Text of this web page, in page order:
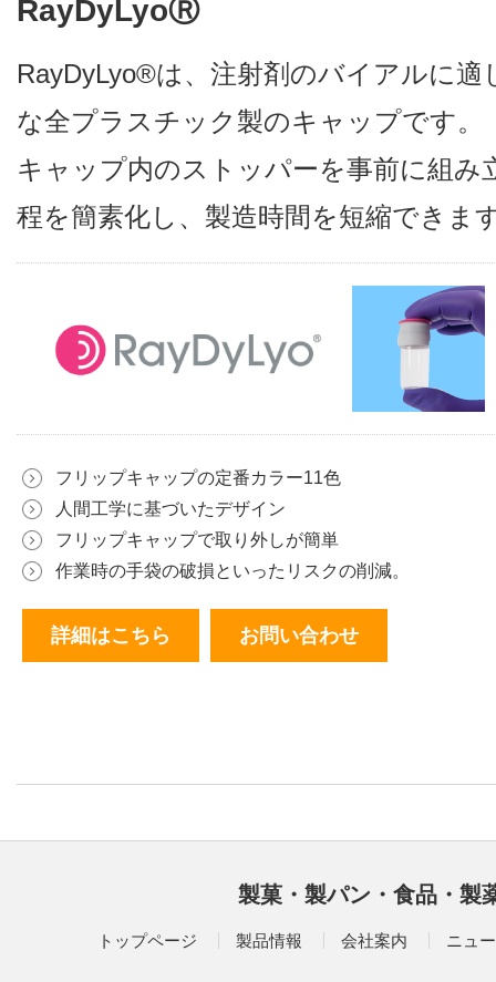
RayDyLyoⓇ
RayDyLyo®は、注射剤のバイアルに
な全プラスチック製のキャップです。
キャップ内のストッパーを事前に組み
程を簡素化し、製造時間を短縮できま
フリップキャップの定番カラー11色
人間工学に基づいたデザイン
フリップキャップで取り外しが簡単
作業時の手袋の破損といったリスクの削減。
詳細はこちら お問い合わせ
製菓・製パン・食品・
トップページ 製品情報 会社案内 ニュ